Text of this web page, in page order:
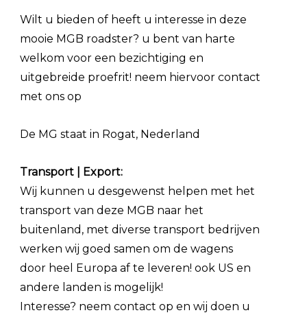
Wilt u bieden of heeft u interesse in deze
mooie MGB roadster? u bent van harte
welkom voor een bezichtiging en
uitgebreide proefrit! neem hiervoor contact
met ons op
De MG staat in Rogat, Nederland
Transport | Export:
Wij kunnen u desgewenst helpen met het
transport van deze MGB naar het
buitenland, met diverse transport bedrijven
werken wij goed samen om de wagens
door heel Europa af te leveren! ook US en
andere landen is mogelijk!
Interesse? neem contact op en wij doen u